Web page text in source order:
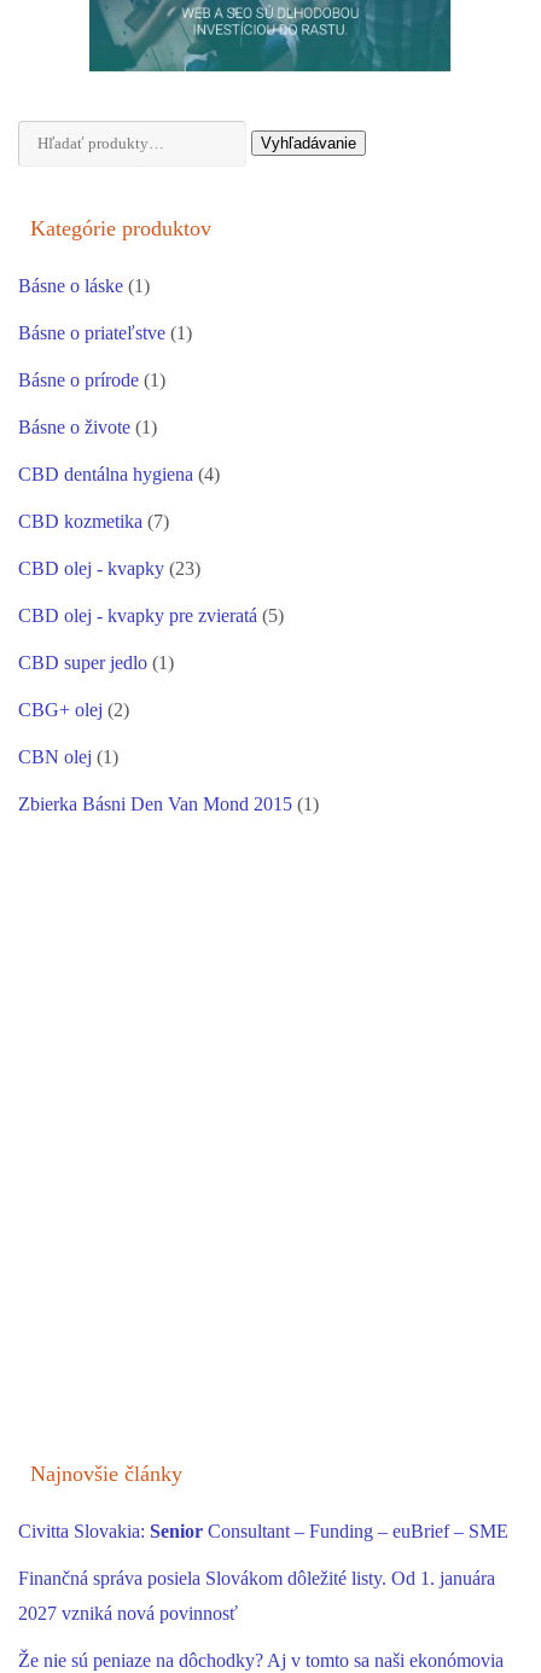
Hľadať: Vyhľadávanie
Kategórie produktov
Básne o láske (1)
Básne o priateľstve (1)
Básne o prírode (1)
Básne o živote (1)
CBD dentálna hygiena (4)
CBD kozmetika (7)
CBD olej - kvapky (23)
CBD olej - kvapky pre zvieratá (5)
CBD super jedlo (1)
CBG+ olej (2)
CBN olej (1)
Zbierka Básni Den Van Mond 2015 (1)
Najnovšie články
Civitta Slovakia: Senior Consultant – Funding – euBrief – SME
Finančná správa posiela Slovákom dôležité listy. Od 1. januára
2027 vzniká nová povinnosť
Že nie sú peniaze na dôchodky? Aj v tomto sa naši ekonómovia